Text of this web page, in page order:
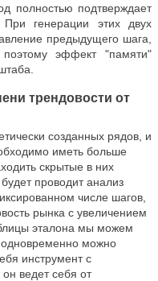
полностью подтверждает
генерации этих двух
предыдущего шага,
эффект "памяти"
трендовости от
созданных рядов, и
иметь больше
скрытые в них
проводит анализ
числе шагов,
рынка с увеличением
эталона мы можем
одновременно можно
инструмент с
ведет себя от